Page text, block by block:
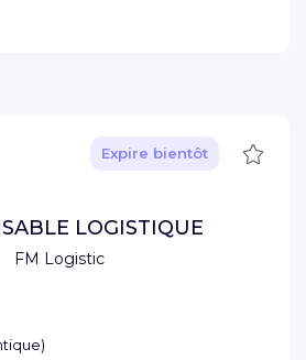
FM Logistic
Expire bientôt
LOGISTIQUE
)